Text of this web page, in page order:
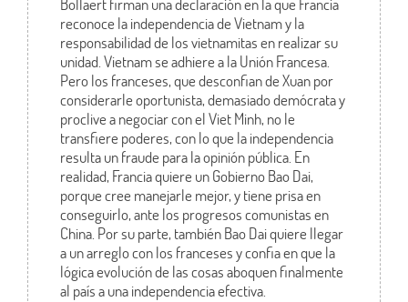
reconoce la independencia de Vietnam y la
responsabilidad de los vietnamitas en realizar su
unidad. Vietnam se adhiere a la Unión Francesa.
Pero los franceses, que desconfian de Xuan por
considerarle oportunista, demasiado demócrata y
proclive a negociar con el Viet Minh, no le
transfiere poderes, con lo que la independencia
resulta un fraude para la opinión pública. En
realidad, Francia quiere un Gobierno Bao Dai,
porque cree manejarle mejor, y tiene prisa en
conseguirlo, ante los progresos comunistas en
China. Por su parte, también Bao Dai quiere llegar
a un arreglo con los franceses y confia en que la
lógica evolución de las cosas aboquen finalmente
al país a una independencia efectiva.